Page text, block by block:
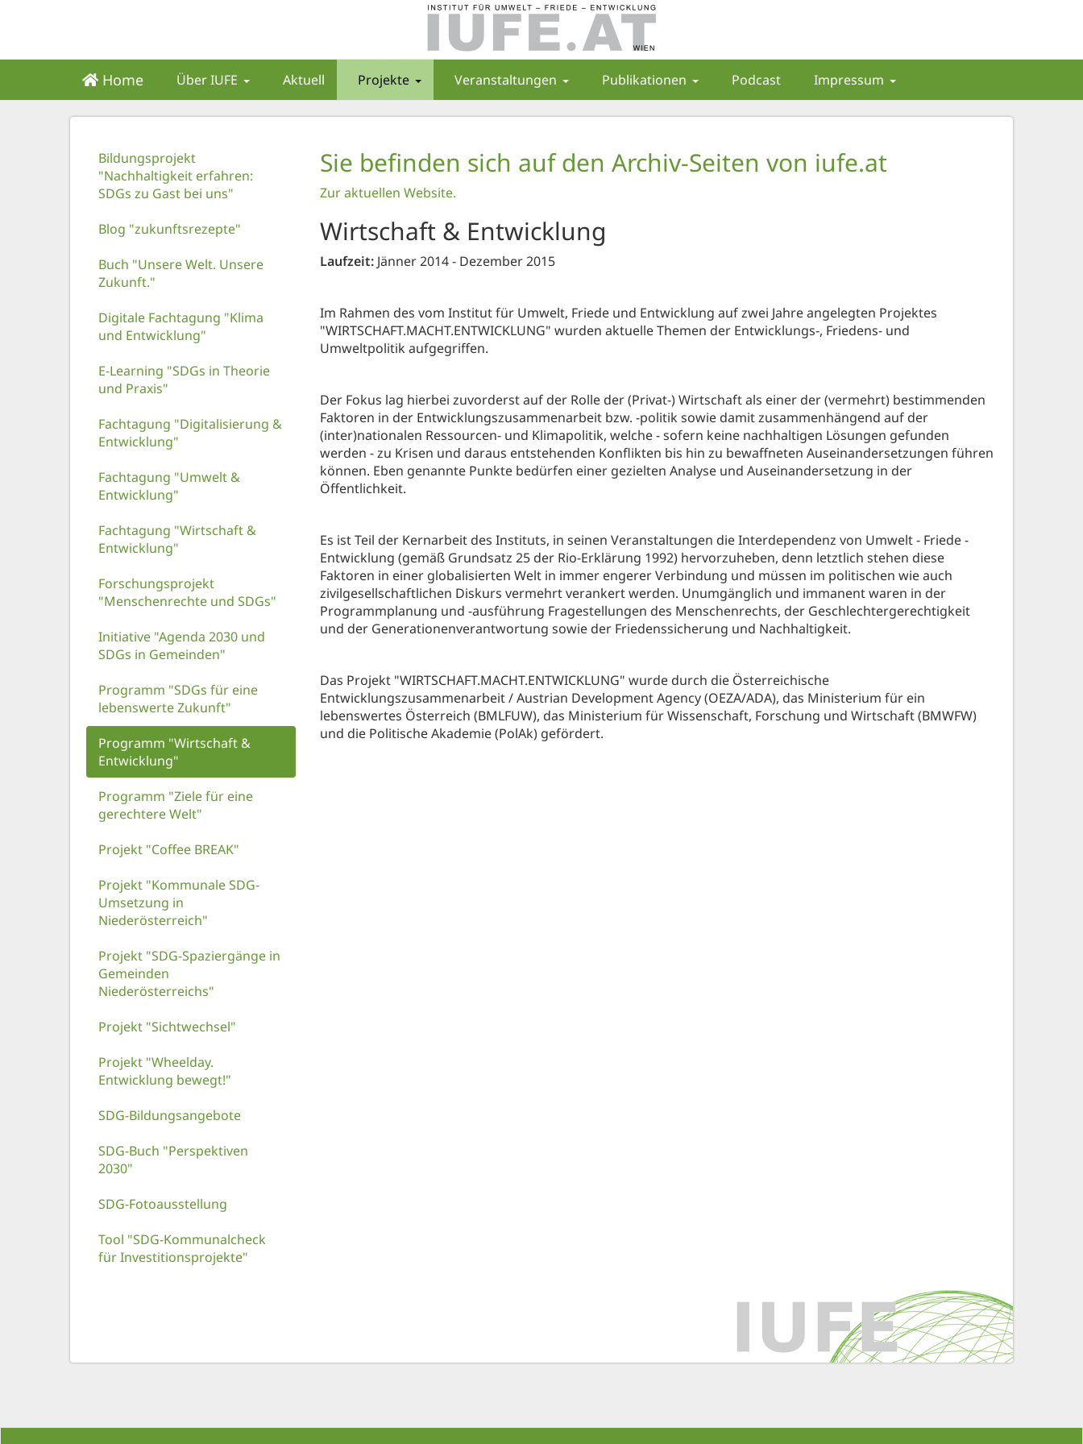
Home Über IUFE Aktuell Projekte Veranstaltungen Publikationen Podcast Impressum
Bildungsprojekt
"Nachhaltigkeit erfahren:
SDGs zu Gast bei uns"
Blog "zukunftsrezepte"
Buch "Unsere Welt. Unsere
Zukunft."
Digitale Fachtagung "Klima
und Entwicklung"
E-Learning "SDGs in Theorie
und Praxis"
Fachtagung "Digitalisierung &
Entwicklung"
Fachtagung "Umwelt &
Entwicklung"
Fachtagung "Wirtschaft &
Entwicklung"
Forschungsprojekt
"Menschenrechte und SDGs"
Initiative "Agenda 2030 und
SDGs in Gemeinden"
Programm "SDGs für eine
lebenswerte Zukunft"
Programm "Wirtschaft &
Entwicklung"
Programm "Ziele für eine
gerechtere Welt"
Projekt "Coffee BREAK"
Projekt "Kommunale SDG-
Umsetzung in
Niederösterreich"
Projekt "SDG-Spaziergänge in
Gemeinden
Niederösterreichs"
Projekt "Sichtwechsel"
Projekt "Wheelday.
Entwicklung bewegt!"
SDG-Bildungsangebote
SDG-Buch "Perspektiven
2030"
SDG-Fotoausstellung
Tool "SDG-Kommunalcheck
für Investitionsprojekte"
Sie befinden sich auf den Archiv-Seiten von iufe.at
Zur aktuellen Website.
Wirtschaft & Entwicklung
Laufzeit: Jänner 2014 - Dezember 2015
Im Rahmen des vom Institut für Umwelt, Friede und Entwicklung auf zwei Jahre angelegten Projektes
"WIRTSCHAFT.MACHT.ENTWICKLUNG" wurden aktuelle Themen der Entwicklungs-, Friedens- und
Umweltpolitik aufgegriffen.
Der Fokus lag hierbei zuvorderst auf der Rolle der (Privat-) Wirtschaft als einer der (vermehrt) bestimmenden
Faktoren in der Entwicklungszusammenarbeit bzw. -politik sowie damit zusammenhängend auf der
(inter)nationalen Ressourcen- und Klimapolitik, welche - sofern keine nachhaltigen Lösungen gefunden
werden - zu Krisen und daraus entstehenden Konflikten bis hin zu bewaffneten Auseinandersetzungen führen
können. Eben genannte Punkte bedürfen einer gezielten Analyse und Auseinandersetzung in der
Öffentlichkeit.
Es ist Teil der Kernarbeit des Instituts, in seinen Veranstaltungen die Interdependenz von Umwelt - Friede -
Entwicklung (gemäß Grundsatz 25 der Rio-Erklärung 1992) hervorzuheben, denn letztlich stehen diese
Faktoren in einer globalisierten Welt in immer engerer Verbindung und müssen im politischen wie auch
zivilgesellschaftlichen Diskurs vermehrt verankert werden. Unumgänglich und immanent waren in der
Programmplanung und -ausführung Fragestellungen des Menschenrechts, der Geschlechtergerechtigkeit
und der Generationen­verantwortung sowie der Friedenssicherung und Nachhaltigkeit.
Das Projekt "WIRTSCHAFT.MACHT.ENTWICKLUNG" wurde durch die Österreichische
Entwicklungszusammenarbeit / Austrian Development Agency (OEZA/ADA), das Ministerium für ein
lebenswertes Österreich (BMLFUW), das Ministerium für Wissenschaft, Forschung und Wirtschaft (BMWFW)
und die Politische Akademie (PolAk) gefördert.